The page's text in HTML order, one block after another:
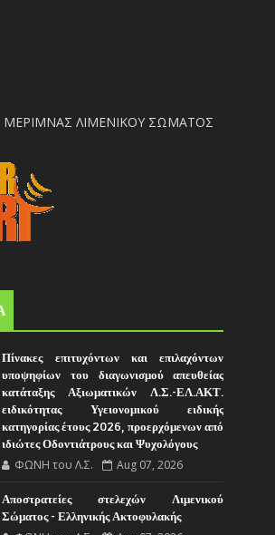
ΜΕΡΙΜΝΑΣ ΛΙΜΕΝΙΚΟΥ ΣΩΜΑΤΟΣ
Πίνακες επιτυχόντων και επιλαχόντων
υποψηφίων του διαγωνισμού απευθείας
κατάταξης Αξιωματικών Λ.Σ.-ΕΛ.ΑΚΤ.
ειδικότητας Υγειονομικού ειδικής
κατηγορίας έτους 2026, προερχόμενων από
ιδιώτες Οδοντιάτρους και Ψυχολόγους
ΦΩΝΗ του Λ.Σ. Aug 07, 2026
Αποστρατείες στελεχών Λιμενικού
Σώματος - Ελληνικής Ακτοφυλακής